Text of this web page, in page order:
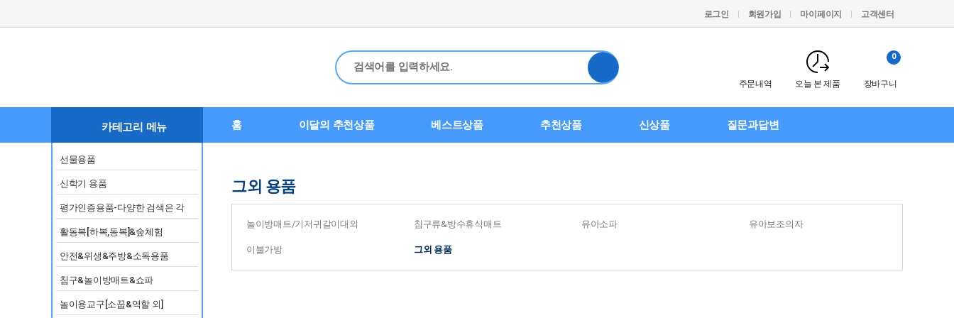
로그인 회원가입 마이페이지 고객센터
주문내역 오늘 본 제품 장바구니
0
카테고리 메뉴 홈 이달의 추천상품 베스트상품 추천상품 신상품 질문과답변
선물용품
신학기 용품
평가인증용품-다양한 검색은 각
영역별 카테고리
활동복[하복,동복]&숲체험
안전&위생&주방&소독용품
침구&놀이방매트&쇼파
놀이용교구[소꿉&역할 외]
그외 용품
놀이방매트/기저귀갈이대외 침구류&방수휴식매트 유아소파 유아보조의자
이불가방 그외 용품